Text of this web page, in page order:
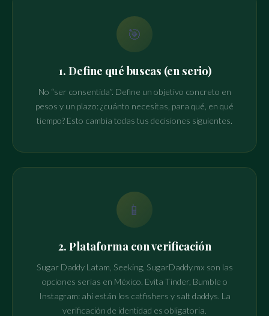
🎯
1. Define qué buscas (en serio)
No “ser consentida”. Define un objetivo concreto en
pesos y un plazo: ¿cuánto necesitas, para qué, en qué
tiempo? Esto cambia todas tus decisiones siguientes.
📱
2. Plataforma con verificación
Sugar Daddy Latam, Seeking, SugarDaddy.mx son las
opciones serias en México. Evita Tinder, Bumble o
Instagram: ahí están los catfishers y salt daddys. La
verificación de identidad es obligatoria.